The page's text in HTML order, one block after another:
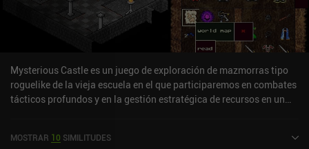
Mysterious Castle es un juego de exploración de mazmorras tipo
roguelike de la vieja escuela en el que participaremos en combates
tácticos profundos y en la gestión estratégica de recursos en un
exploramos nuestro propio mundo lleno de pasadizos ocultos con
MOSTRAR 10 SIMILITUDES